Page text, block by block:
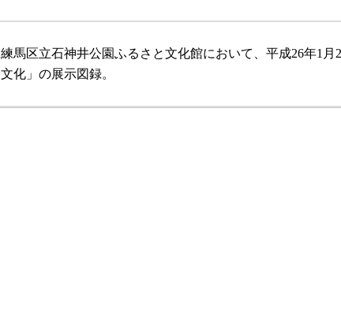
練馬区立石神井公園ふるさと文化館において、平成26年1
文化」の展示図録。